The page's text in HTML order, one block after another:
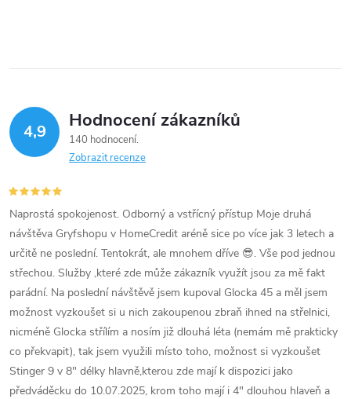
4,9 Hodnocení zákazníků
140 hodnocení
Zobrazit recenze
Naprostá spokojenost. Odborný a vstřícný přístup Moje druhá
návštěva Gryfshopu v HomeCredit aréně sice po více jak 3 letech a
určitě ne poslední. Tentokrát, ale mnohem dříve 😎. Vše pod jednou
střechou. Služby ,které zde může zákazník využít jsou za mě fakt
parádní. Na poslední návštěvě jsem kupoval Glocka 45 a měl jsem
možnost vyzkoušet si u nich zakoupenou zbraň ihned na střelnici,
nicméně Glocka střílím a nosím již dlouhá léta (nemám mě prakticky
co překvapit), tak jsem využili místo toho, možnost si vyzkoušet
Stinger 9 v 8" délky hlavně,kterou zde mají k dispozici jako
předváděcku do 10.07.2025, krom toho mají i 4" dlouhou hlaveň a